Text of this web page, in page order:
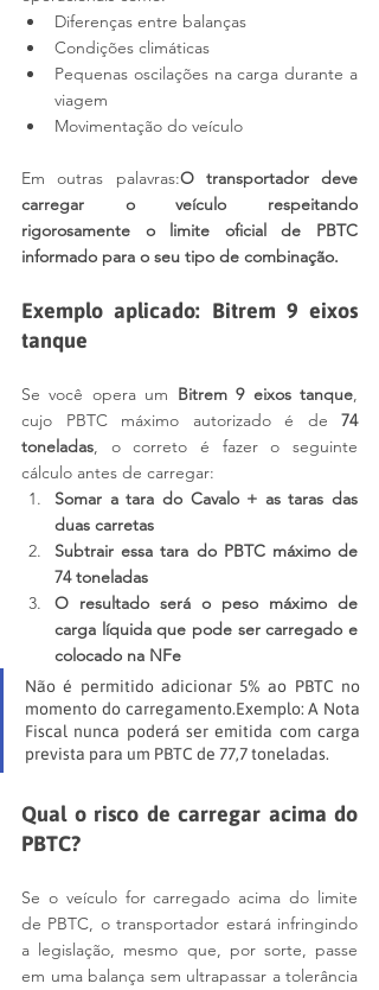
Diferenças entre balanças
Condições climáticas
Pequenas oscilações na carga durante a
viagem
Movimentação do veículo
Em outras palavras:O transportador deve
carregar o veículo respeitando
rigorosamente o limite oficial de PBTC
informado para o seu tipo de combinação.
Exemplo aplicado: Bitrem 9 eixos
tanque
Se você opera um Bitrem 9 eixos tanque,
cujo PBTC máximo autorizado é de 74
toneladas, o correto é fazer o seguinte
cálculo antes de carregar:
Somar a tara do Cavalo + as taras das
duas carretas
Subtrair essa tara do PBTC máximo de
74 toneladas
O resultado será o peso máximo de
carga líquida que pode ser carregado e
colocado na NFe
Não é permitido adicionar 5% ao PBTC no
momento do carregamento.Exemplo: A Nota
Fiscal nunca poderá ser emitida com carga
prevista para um PBTC de 77,7 toneladas.
Qual o risco de carregar acima do
PBTC?
Se o veículo for carregado acima do limite
de PBTC, o transportador estará infringindo
a legislação, mesmo que, por sorte, passe
em uma balança sem ultrapassar a tolerância